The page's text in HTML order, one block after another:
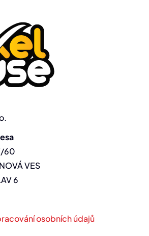
60
VES
6
osobních údajů